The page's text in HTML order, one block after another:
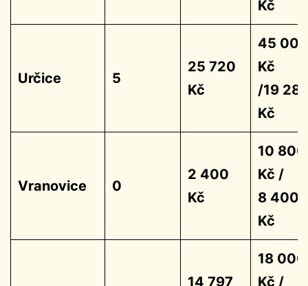
Kč
Určice 5
25 720
Kč
45 000
Kč
/19
Kč
Vranovice 0
2 400
Kč
10 800
Kč /
8 400
Kč
14 797
18 000
Kč /